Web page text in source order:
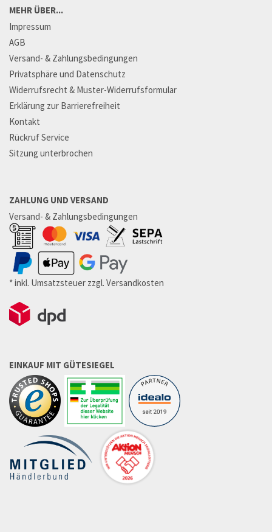
MEHR ÜBER...
Impressum
AGB
Versand- & Zahlungsbedingungen
Privatsphäre und Datenschutz
Widerrufsrecht & Muster-Widerrufsformular
Erklärung zur Barrierefreiheit
Kontakt
Rückruf Service
Sitzung unterbrochen
ZAHLUNG UND VERSAND
Versand- & Zahlungsbedingungen
* inkl. Umsatzsteuer zzgl. Versandkosten
EINKAUF MIT GÜTESIEGEL